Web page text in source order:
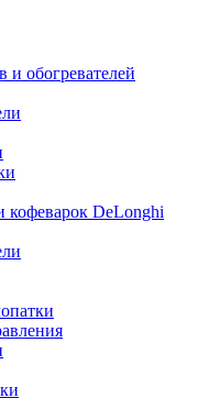
и обогревателей
кофеварок DeLonghi